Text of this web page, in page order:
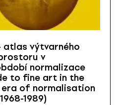
atlas výtvarného
v
normalizace
to fine art in the
of normalisation
1989)